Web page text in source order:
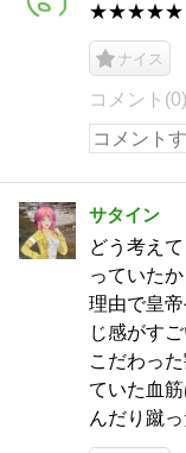
★★★★★
ナイス
コメント(0)
サタイン
どう考え
っていた
理由で皇
じ感がす
こだわっ
ていた血
んだり蹴